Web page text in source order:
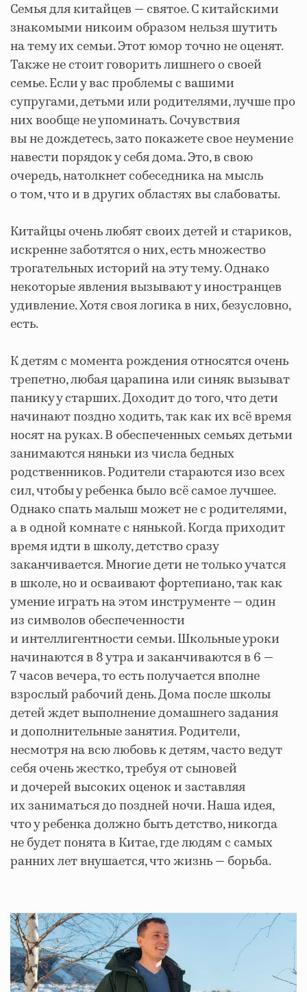
Семья для китайцев — святое. С китайскими
знакомыми никоим образом нельзя шутить
на тему их семьи. Этот юмор точно не оценят.
Также не стоит говорить лишнего о своей
семье. Если у вас проблемы с вашими
супругами, детьми или родителями, лучше про
них вообще не упоминать. Сочувствия
вы не дождетесь, зато покажете свое неумение
навести порядок у себя дома. Это, в свою
очередь, натолкнет собеседника на мысль
о том, что и в других областях вы слабоваты.
Китайцы очень любят своих детей и стариков,
искренне заботятся о них, есть множество
трогательных историй на эту тему. Однако
некоторые явления вызывают у иностранцев
удивление. Хотя своя логика в них, безусловно,
есть.
К детям с момента рождения относятся очень
трепетно, любая царапина или синяк вызыват
панику у старших. Доходит до того, что дети
начинают поздно ходить, так как их всё время
носят на руках. В обеспеченных семьях детьми
занимаются няньки из числа бедных
родственников. Родители стараются изо всех
сил, чтобы у ребенка было всё самое лучшее.
Однако спать малыш может не с родителями,
а в одной комнате с нянькой. Когда приходит
время идти в школу, детство сразу
заканчивается. Многие дети не только учатся
в школе, но и осваивают фортепиано, так как
умение играть на этом инструменте — один
из символов обеспеченности
и интеллигентности семьи. Школьные уроки
начинаются в 8 утра и заканчиваются в 6 —
7 часов вечера, то есть получается вполне
взрослый рабочий день. Дома после школы
детей ждет выполнение домашнего задания
и дополнительные занятия. Родители,
несмотря на всю любовь к детям, часто ведут
себя очень жестко, требуя от сыновей
и дочерей высоких оценок и заставляя
их заниматься до поздней ночи. Наша идея,
что у ребенка должно быть детство, никогда
не будет понята в Китае, где людям с самых
ранних лет внушается, что жизнь — борьба.